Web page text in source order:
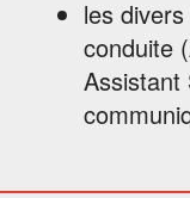
les
conduite
Assistant